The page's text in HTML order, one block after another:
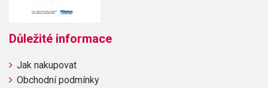
Důležité informace
Jak nakupovat
Obchodní podmínky